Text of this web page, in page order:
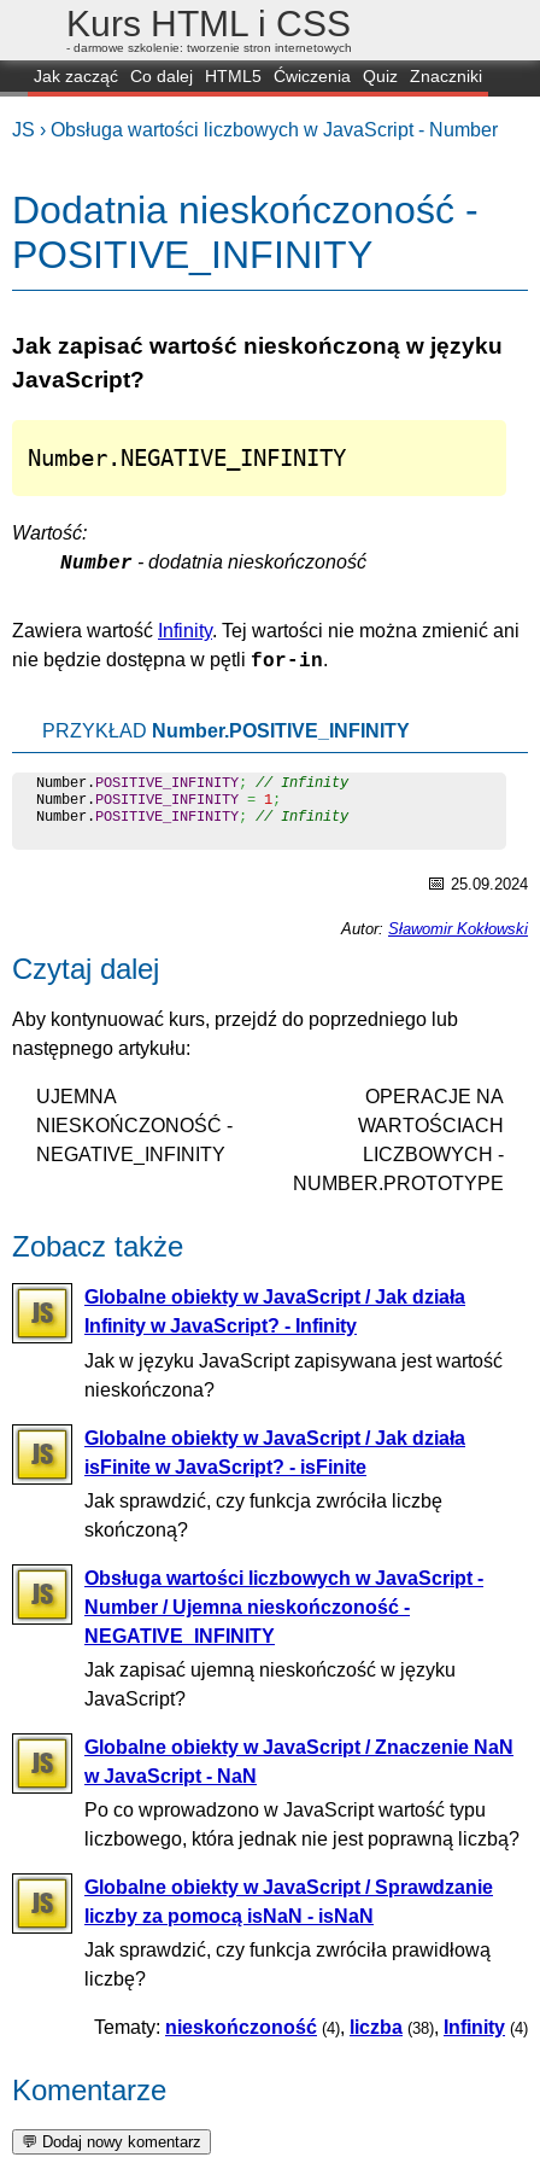
Kurs HTML i CSS
- darmowe szkolenie: tworzenie stron internetowych
Jak zacząć Co dalej HTML5 Ćwiczenia Quiz
Znaczniki
JS › Obsługa wartości liczbowych w JavaScript - Number
Dodatnia nieskończoność -
POSITIVE_INFINITY
Jak zapisać wartość nieskończoną w języku
JavaScript?
Number.NEGATIVE_INFINITY
Wartość:
Number - dodatnia nieskończoność
Zawiera wartość Infinity. Tej wartości nie można zmienić ani
nie będzie dostępna w pętli for-in.
PRZYKŁAD Number.POSITIVE_INFINITY
Number . POSITIVE_INFINITY;
// Infinity
Number . POSITIVE_INFINITY = 1;
Number . POSITIVE_INFINITY; // Infinity
📅 25.09.2024
Autor: Sławomir Kokłowski
Czytaj dalej
Aby kontynuować kurs, przejdź do poprzedniego lub
następnego artykułu:
UJEMNA
NIESKOŃCZONOŚĆ -
NEGATIVE_INFINITY
OPERACJE NA
WARTOŚCIACH
LICZBOWYCH -
NUMBER.PROTOTYPE
Zobacz także
Globalne obiekty w JavaScript / Jak działa
Infinity w JavaScript? - Infinity
Jak w języku JavaScript zapisywana jest wartość
nieskończona?
Globalne obiekty w JavaScript / Jak działa
isFinite w JavaScript? - isFinite
Jak sprawdzić, czy funkcja zwróciła liczbę
skończoną?
Obsługa wartości liczbowych w JavaScript -
Number / Ujemna nieskończoność -
NEGATIVE_INFINITY
Jak zapisać ujemną nieskończość w języku
JavaScript?
Globalne obiekty w JavaScript / Znaczenie NaN
w JavaScript - NaN
Po co wprowadzono w JavaScript wartość typu
liczbowego, która jednak nie jest poprawną liczbą?
Globalne obiekty w JavaScript / Sprawdzanie
liczby za pomocą isNaN - isNaN
Jak sprawdzić, czy funkcja zwróciła prawidłową
liczbę?
Tematy: nieskończoność (4), liczba (38), Infinity (4)
Komentarze